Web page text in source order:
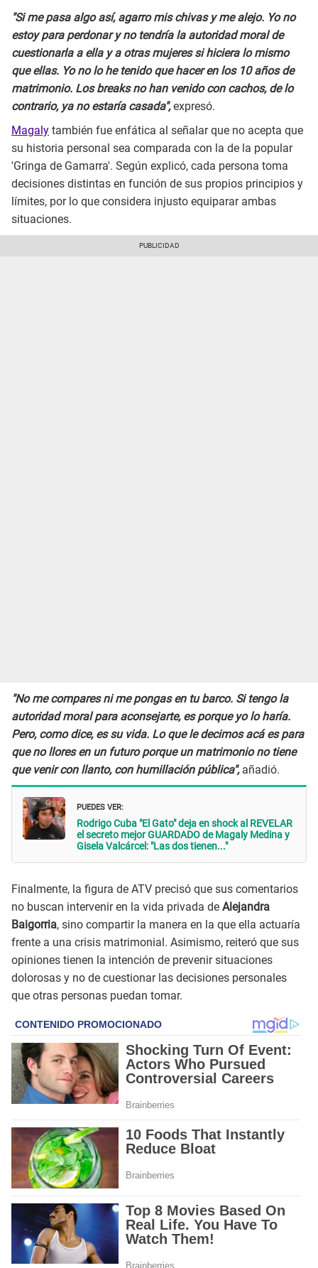
"Si me pasa algo así, agarro mis chivas y me alejo. Yo no
estoy para perdonar y no tendría la autoridad moral de
cuestionarla a ella y a otras mujeres si hiciera lo mismo
que ellas. Yo no lo he tenido que hacer en los 10 años de
matrimonio. Los breaks no han venido con cachos, de lo
contrario, ya no estaría casada",expresó.
Magaly también fue enfática al señalar que no acepta que
su historia personal sea comparada con la de la popular
'Gringa de Gamarra'. Según explicó, cada persona toma
decisiones distintas en función de sus propios principios y
límites, por lo que considera injusto equiparar ambas
situaciones.
"No me compares ni me pongas en tu barco. Si tengo la
autoridad moral para aconsejarte, es porque yo lo haría.
Pero, como dice, es su vida. Lo que le decimos acá es para
que no llores en un futuro porque un matrimonio no tiene
que venir con llanto, con humillación pública", añadió.
PUEDES VER:
Rodrigo Cuba "El Gato" deja en shock al REVELAR
el secreto mejor GUARDADO de Magaly Medina y
Gisela Valcárcel: "Las dos tienen..."
Finalmente, la figura de ATV precisó que sus comentarios
no buscan intervenir en la vida privada de Alejandra
Baigorria, sino compartir la manera en la que ella actuaría
frente a una crisis matrimonial. Asimismo, reiteró que sus
opiniones tienen la intención de prevenir situaciones
dolorosas y no de cuestionar las decisiones personales
que otras personas puedan tomar.